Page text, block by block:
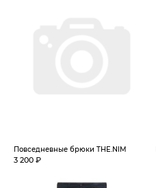
Повседневные брюки THE.NIM
3 200 ₽